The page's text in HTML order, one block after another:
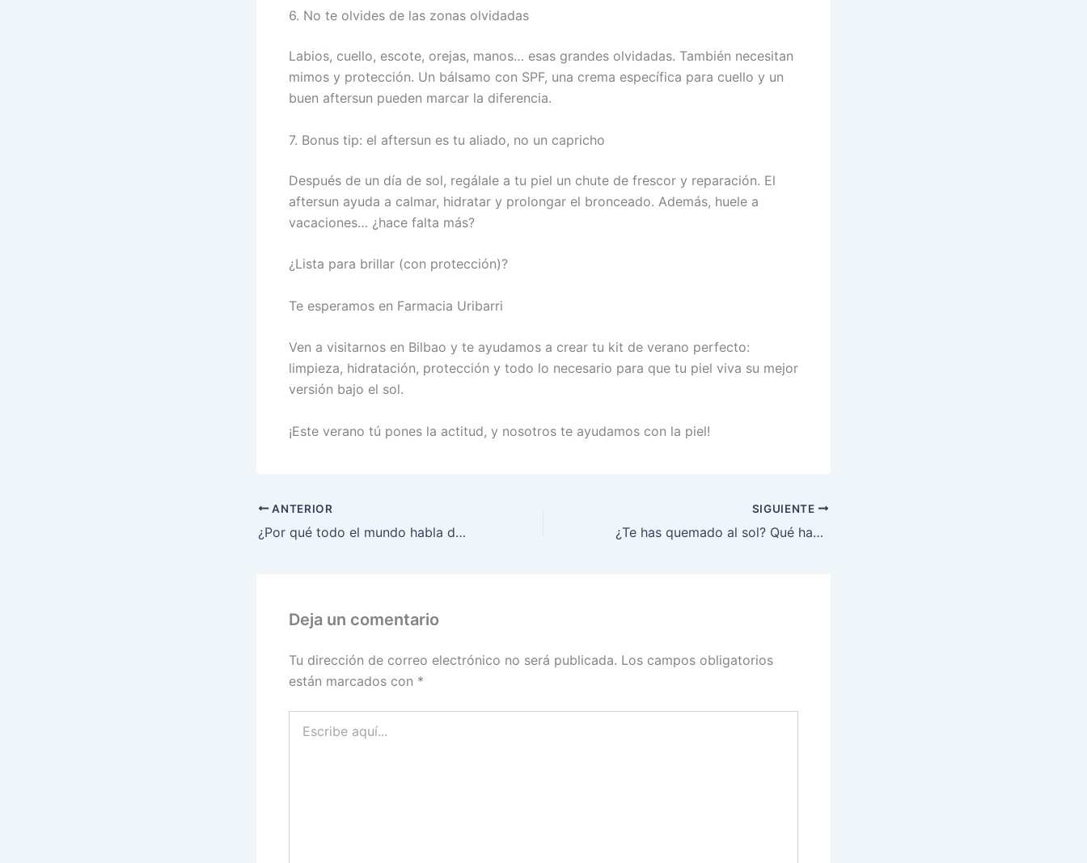
6. No te olvides de las zonas olvidadas
Labios, cuello, escote, orejas, manos… esas grandes olvidadas. También necesitan
mimos y protección. Un bálsamo con SPF, una crema específica para cuello y un
buen aftersun pueden marcar la diferencia.
7. Bonus tip: el aftersun es tu aliado, no un capricho
Después de un día de sol, regálale a tu piel un chute de frescor y reparación. El
aftersun ayuda a calmar, hidratar y prolongar el bronceado. Además, huele a
vacaciones… ¿hace falta más?
¿Lista para brillar (con protección)?
Te esperamos en Farmacia Uribarri
Ven a visitarnos en Bilbao y te ayudamos a crear tu kit de verano perfecto:
limpieza, hidratación, protección y todo lo necesario para que tu piel viva su mejor
versión bajo el sol.
¡Este verano tú pones la actitud, y nosotros te ayudamos con la piel!
ANTERIOR
¿Por qué todo el mundo habla de la niacinamida?
SIGUIENTE
¿Te has quemado al sol? Qué hacer y cómo proteger tu piel para que no vuelva a ocurrir
Deja un comentario
Tu dirección de correo electrónico no será publicada. Los campos obligatorios
están marcados con *
aquí...